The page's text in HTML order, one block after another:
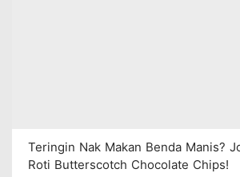
Teringin Nak Makan Benda Manis?
Roti Butterscotch Chocolate Chips!